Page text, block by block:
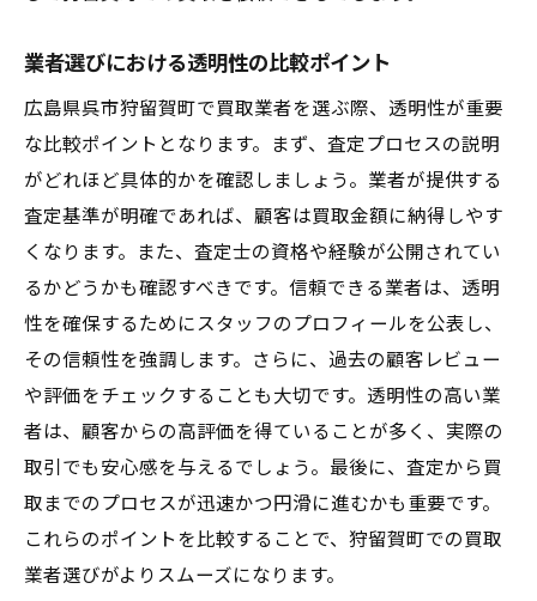
業者選びにおける透明性の比較ポイント
広島県呉市狩留賀町で買取業者を選ぶ際、透明性が重要
な比較ポイントとなります。まず、査定プロセスの説明
がどれほど具体的かを確認しましょう。業者が提供する
査定基準が明確であれば、顧客は買取金額に納得しやす
くなります。また、査定士の資格や経験が公開されてい
るかどうかも確認すべきです。信頼できる業者は、透明
性を確保するためにスタッフのプロフィールを公表し、
その信頼性を強調します。さらに、過去の顧客レビュー
や評価をチェックすることも大切です。透明性の高い業
者は、顧客からの高評価を得ていることが多く、実際の
取引でも安心感を与えるでしょう。最後に、査定から買
取までのプロセスが迅速かつ円滑に進むかも重要です。
これらのポイントを比較することで、狩留賀町での買取
業者選びがよりスムーズになります。